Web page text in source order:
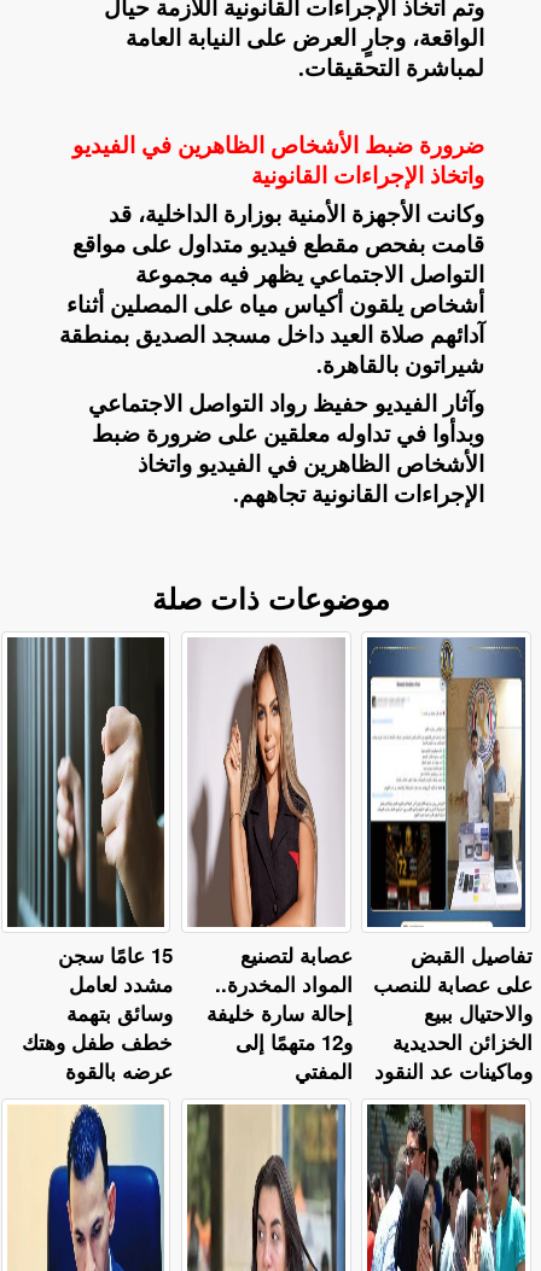
وتم اتخاذ الإجراءات القانونية اللازمة حيال
الواقعة، وجارٍ العرض على النيابة العامة
لمباشرة التحقيقات.
ضرورة ضبط الأشخاص الظاهرين في الفيديو
واتخاذ الإجراءات القانونية
وكانت الأجهزة الأمنية بوزارة الداخلية، قد
قامت بفحص مقطع فيديو متداول على مواقع
التواصل الاجتماعي يظهر فيه مجموعة
أشخاص يلقون أكياس مياه على المصلين أثناء
آدائهم صلاة العيد داخل مسجد الصديق بمنطقة
شيراتون بالقاهرة.
وآثار الفيديو حفيظ رواد التواصل الاجتماعي
وبدأوا في تداوله معلقين على ضرورة ضبط
الأشخاص الظاهرين في الفيديو واتخاذ
الإجراءات القانونية تجاههم.
موضوعات ذات صلة
15 عامًا سجن
مشدد لعامل
وسائق بتهمة
خطف طفل وهتك
عرضه بالقوة
عصابة لتصنيع
المواد المخدرة..
إحالة سارة خليفة
و12 متهمًا إلى
المفتي
تفاصيل القبض
على عصابة للنصب
والاحتيال ببيع
الخزائن الحديدية
وماكينات عد النقود